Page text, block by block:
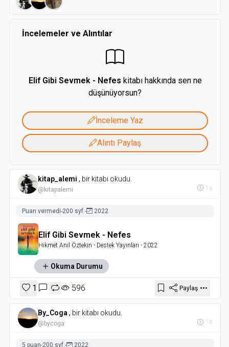
“Peki, ne kadar ihtiyacın vardı?”
Ancak bu yaşıma gelince ne demek istediğini anladığım bir
olduğunu anlayacaksın evlat.”
İncelemeler ve Alıntılar
Elif Gibi Sevmek - Nefes kitabı hakkında sen ne
düşünüyorsun?
İnceleme Yaz
Alıntı Paylaş
kitap_alemi , bir kitabı okudu.
@kitapalemi 1a
Puan vermedi-200 syf.- 2022
Elif Gibi Sevmek - Nefes
Hikmet Anıl Öztekin - Destek Yayınları - 2022
Okuma Durumu
1 596 Paylaş
By_Coga, bir kitabı okudu.
@bycoga 1a
5 puan-200 syf.- 2022